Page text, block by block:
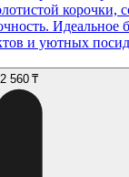
корочки,
Идеальное
и уютных
2 560 ₸